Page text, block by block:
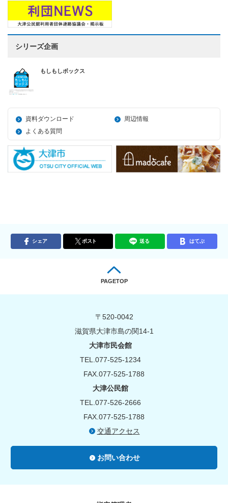
シリーズ企画
もしもしボックス
資料ダウンロード
周辺情報
よくある質問
シェア ポスト 送る はてぶ
PAGETOP
〒520-0042
滋賀県大津市島の関14-1
大津市民会館
TEL.077-525-1234
FAX.077-525-1788
大津公民館
TEL.077-526-2666
FAX.077-525-1788
交通アクセス
お問い合わせ